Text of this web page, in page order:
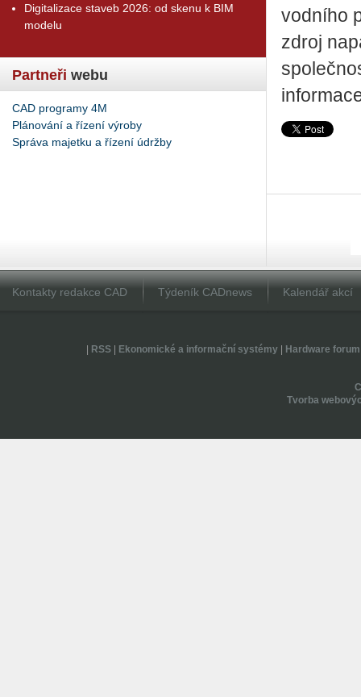
Digitalizace staveb 2026: od skenu k BIM
modelu
Partneři webu
CAD programy 4M
Plánování a řízení výroby
Správa majetku a řízení údržby
vodního
zdroj
Kontakty redakce CAD Týdeník CADnews Kalendář akcí
RSS| Ekonomické a informační systémy| Hardware forum
Tvorba